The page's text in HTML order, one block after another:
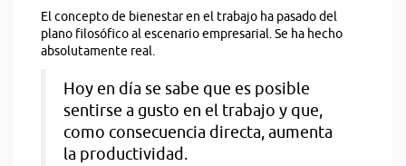
El concepto de bienestar en el trabajo ha pasado del
plano filosófico al escenario empresarial. Se ha hecho
absolutamente real.
Hoy en día se sabe que es posible
sentirse a gusto en el trabajo y que,
como consecuencia directa, aumenta
la productividad.